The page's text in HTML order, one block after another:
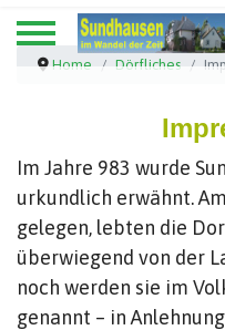
Home Dörfliches
Im Jahre 983 wurde
urkundlich erwähnt.
gelegen, lebten die
überwiegend von der
noch werden sie im
genannt – in